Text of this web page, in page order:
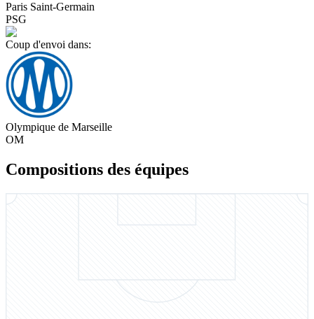
Paris Saint-Germain
PSG
Coup d'envoi dans:
Olympique de Marseille
OM
Compositions des équipes